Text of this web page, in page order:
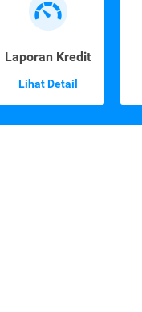
Laporan Kredit
Lihat Detail